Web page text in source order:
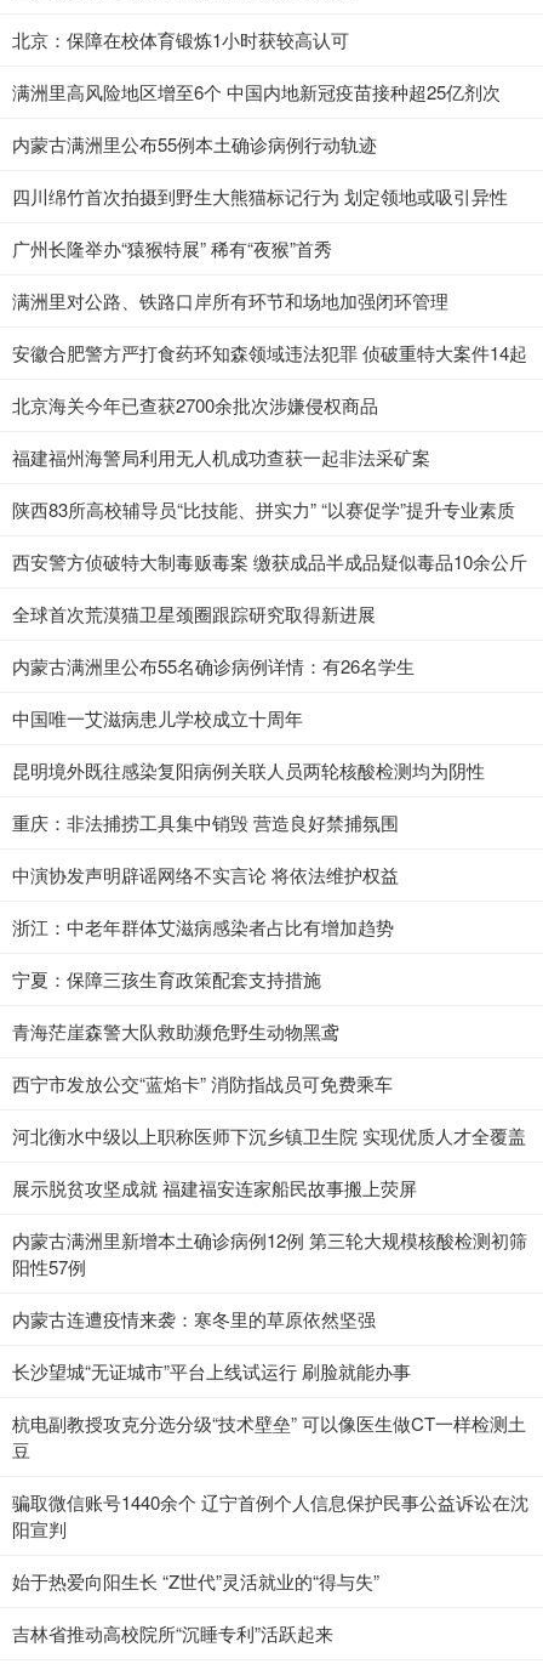
北京：保障在校体育锻炼1小时获较高认可
满洲里高风险地区增至6个 中国内地新冠疫苗接种超25亿剂次
内蒙古满洲里公布55例本土确诊病例行动轨迹
四川绵竹首次拍摄到野生大熊猫标记行为 划定领地或吸引异性
广州长隆举办“猿猴特展” 稀有“夜猴”首秀
满洲里对公路、铁路口岸所有环节和场地加强闭环管理
安徽合肥警方严打食药环知森领域违法犯罪 侦破重特大案件14起
北京海关今年已查获2700余批次涉嫌侵权商品
福建福州海警局利用无人机成功查获一起非法采矿案
陕西83所高校辅导员“比技能、拼实力” “以赛促学”提升专业素质
西安警方侦破特大制毒贩毒案 缴获成品半成品疑似毒品10余公斤
全球首次荒漠猫卫星颈圈跟踪研究取得新进展
内蒙古满洲里公布55名确诊病例详情：有26名学生
中国唯一艾滋病患儿学校成立十周年
昆明境外既往感染复阳病例关联人员两轮核酸检测均为阴性
重庆：非法捕捞工具集中销毁 营造良好禁捕氛围
中演协发声明辟谣网络不实言论 将依法维护权益
浙江：中老年群体艾滋病感染者占比有增加趋势
宁夏：保障三孩生育政策配套支持措施
青海茫崖森警大队救助濒危野生动物黑鸢
西宁市发放公交“蓝焰卡” 消防指战员可免费乘车
河北衡水中级以上职称医师下沉乡镇卫生院 实现优质人才全覆盖
展示脱贫攻坚成就 福建福安连家船民故事搬上荧屏
内蒙古满洲里新增本土确诊病例12例 第三轮大规模核酸检测初筛
阳性57例
内蒙古连遭疫情来袭：寒冬里的草原依然坚强
长沙望城“无证城市”平台上线试运行 刷脸就能办事
杭电副教授攻克分选分级“技术壁垒” 可以像医生做CT一样检测土
豆
骗取微信账号1440余个 辽宁首例个人信息保护民事公益诉讼在沈
阳宣判
始于热爱向阳生长 “Z世代”灵活就业的“得与失”
吉林省推动高校院所“沉睡专利”活跃起来